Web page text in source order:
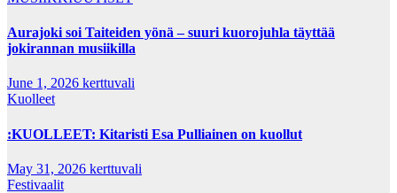
Aurajoki soi Taiteiden yönä – suuri kuorojuhla täyttää
jokirannan musiikilla
June 1, 2026 kerttuvali
Kuolleet
:KUOLLEET: Kitaristi Esa Pulliainen on kuollut
May 31, 2026 kerttuvali
Festivaalit